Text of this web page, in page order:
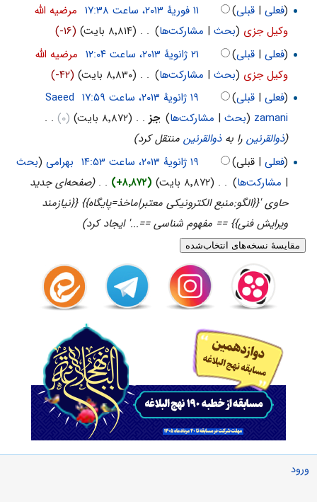
(فعلی| قبلی)
‏ مرضیه الله
وکیل جزی (بحث| مشارکت‌ها)
. . (۸٬۸۱۴ بایت)
(-۱۶)
(فعلی| قبلی)
‏ مرضیه الله
وکیل جزی (بحث| مشارکت‌ها)
. . (۸٬۸۳۰ بایت)
(-۴۲)
(فعلی| قبلی)
‏
Saeed
zamani
(بحث| مشارکت‌ها)
‏جز . . (۸٬۸۷۲ بایت) (۰) . .
(ذوالقرنينرا بهذوالقرنینمنتقل کرد)
(فعلی| قبلی) ‏ بهرامی (بحث
| مشارکت‌ها)
. . (۸٬۸۷۲ بایت) (+۸٬۸۷۲) . . (صفحه‌ای جدید
حاوی '{{الگو:منبع الکترونیکی معتبر|ماخذ=پایگاه}} {{نیازمند
ویرایش فنی}} == مفهوم شناسی ==...' ایجاد کرد)
ورود